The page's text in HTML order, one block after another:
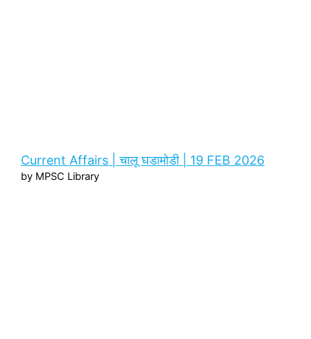
Current Affairs | चालू घडामोडी | 19 FEB 2026
by MPSC Library